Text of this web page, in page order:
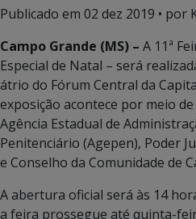
Publicado em 02 dez 2019 • por
Campo Grande (MS) – A 11ª
Especial de Natal – será
átrio do Fórum Central da
exposição acontece por meio
Agência Estadual de
Penitenciário (Agepen), Poder
e Conselho da Comunidade de
A abertura oficial será às 14
a feira prossegue até quinta-